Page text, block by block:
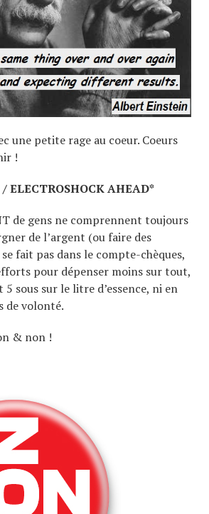
une petite rage au coeur. Coeurs
!
ELECTROSHOCK AHEAD*
de gens ne comprennent toujours
de l’argent (ou faire des
fait pas dans le compte-chèques,
pour dépenser moins sur tout,
sous sur le litre d’essence, ni en
de volonté.
& non !